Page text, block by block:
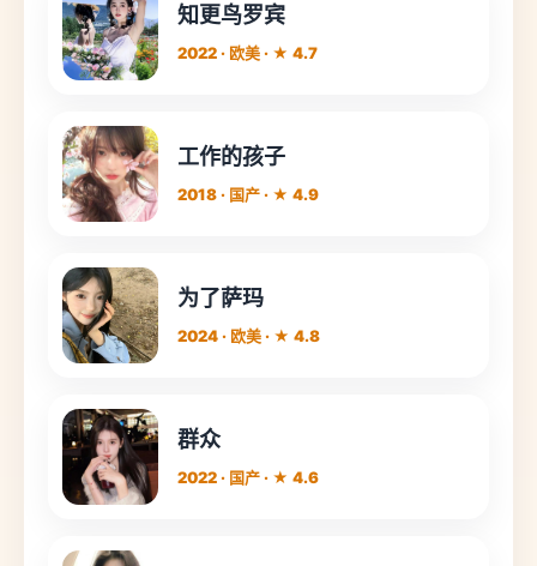
知更鸟罗宾
2022 · 欧美 · ★ 4.7
工作的孩子
2018 · 国产 · ★ 4.9
为了萨玛
2024 · 欧美 · ★ 4.8
群众
2022 · 国产 · ★ 4.6